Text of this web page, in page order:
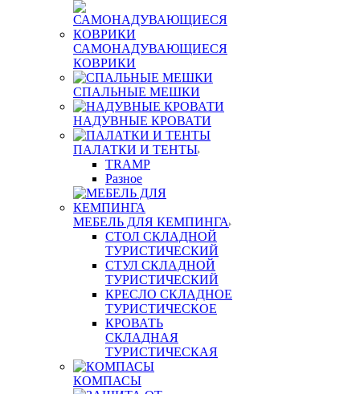
САМОНАДУВАЮЩИЕСЯ
КОВРИКИ
СПАЛЬНЫЕ МЕШКИ
НАДУВНЫЕ КРОВАТИ
ПАЛАТКИ И ТЕНТЫ
TRAMP
Разное
МЕБЕЛЬ ДЛЯ КЕМПИНГА
СТОЛ СКЛАДНОЙ
ТУРИСТИЧЕСКИЙ
СТУЛ СКЛАДНОЙ
ТУРИСТИЧЕСКИЙ
КРЕСЛО СКЛАДНОЕ
ТУРИСТИЧЕСКОЕ
КРОВАТЬ
СКЛАДНАЯ
ТУРИСТИЧЕСКАЯ
КОМПАСЫ